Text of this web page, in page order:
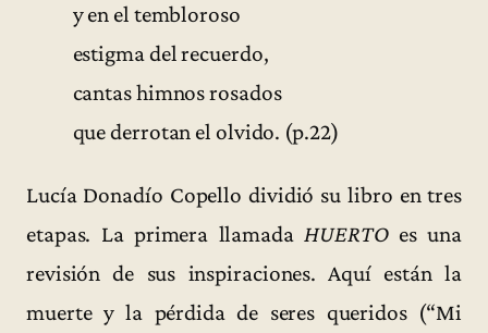
y en el tembloroso
estigma del recuerdo,
cantas himnos rosados
que derrotan el olvido. (p.22)
Lucía Donadío Copello dividió su libro en tres
etapas. La primera llamada HUERTOes una
revisión de sus inspiraciones. Aquí están la
muerte y la pérdida de seres queridos (“Mi